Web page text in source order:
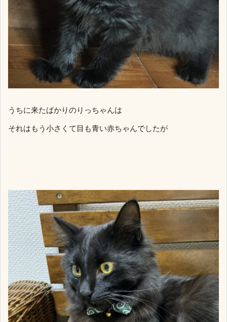
うちに来たばかりのりっちゃんは
それはもう小さくて目も青い赤ちゃんでしたが